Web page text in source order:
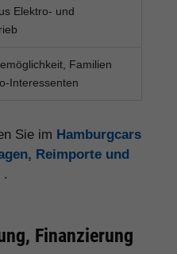
Elektro- und
Familien
Interessenten
Sie im Hamburgcars
Reimporte und
.
Finanzierung